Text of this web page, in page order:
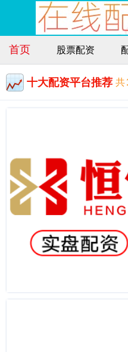
首页 股票配资
十大配资平台推荐 共